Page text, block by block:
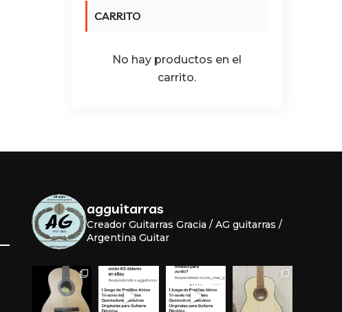
CARRITO
No hay productos en el
carrito.
agguitarras
Creador Guitarras Gracia / AG guitarras /
Argentina Guitar